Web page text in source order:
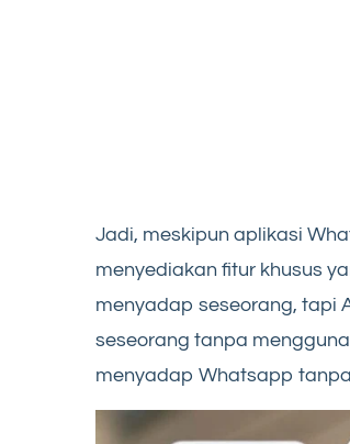
Jadi, meskipun aplikasi
menyediakan fitur khusus
menyadap seseorang, tapi
seseorang tanpa
menyadap Whatsapp